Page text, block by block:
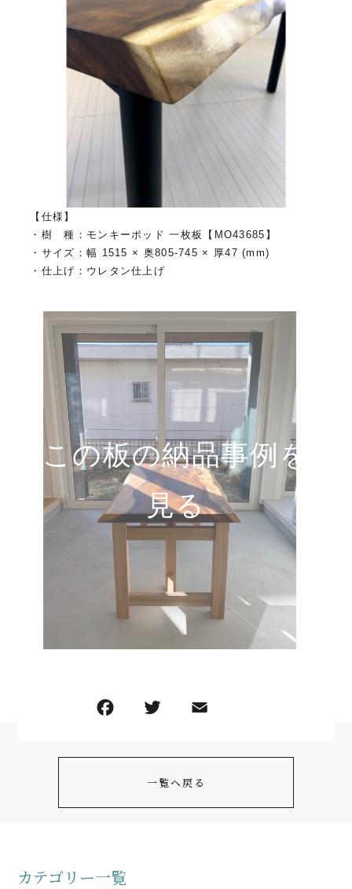
【仕様】
・樹 種：モンキーポッド 一枚板【MO43685】
・サイズ：幅 1515 × 奥805-745 × 厚47 (mm)
・仕上げ：ウレタン仕上げ
この板の納品事例を
見る
一覧へ戻る
カテゴリー一覧